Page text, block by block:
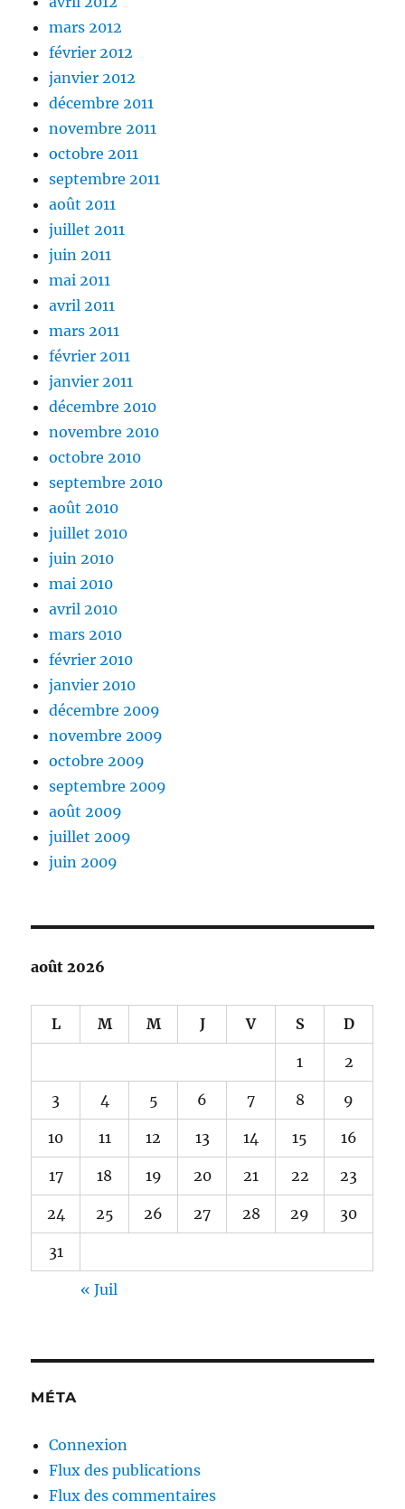
mars 2012
février 2012
janvier 2012
décembre 2011
novembre 2011
octobre 2011
septembre 2011
août 2011
juillet 2011
juin 2011
mai 2011
avril 2011
mars 2011
février 2011
janvier 2011
décembre 2010
novembre 2010
octobre 2010
septembre 2010
août 2010
juillet 2010
juin 2010
mai 2010
avril 2010
mars 2010
février 2010
janvier 2010
décembre 2009
novembre 2009
octobre 2009
septembre 2009
août 2009
juillet 2009
juin 2009
août 2026
L M M J V S D
1 2
3 4 5 6 7 8 9
10 11 12 13 14 15 16
17 18 19 20 21 22 23
24 25 26 27 28 29 30
31
« Juil
MÉTA
Connexion
Flux des publications
Flux des commentaires